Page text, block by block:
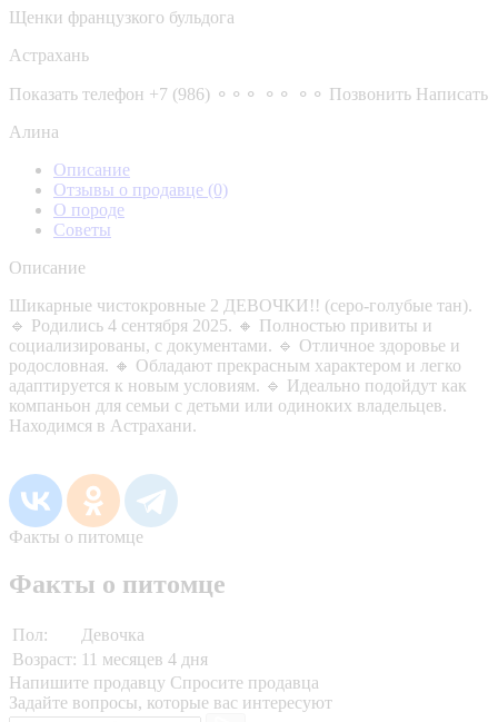
Щенки французкого бульдога
Астрахань
Показать телефон +7 (986) ⚬⚬⚬ ⚬⚬ ⚬⚬ Позвонить Написать
Алина
Описание
Отзывы о продавце (0)
О породе
Советы
Описание
Шикарные чистокровные 2 ДЕВОЧКИ!! (серо-голубые тан).
🔹 Родились 4 сентября 2025. 🔸 Полностью привиты и
социализированы, с документами. 🔹 Отличное здоровье и
родословная. 🔸 Обладают прекрасным характером и легко
адаптируется к новым условиям. 🔹 Идеально подойдут как
компаньон для семьи с детьми или одиноких владельцев.
Находимся в Астрахани.
Факты о питомце
Факты о питомце
Пол:
Девочка
Возраст: 11 месяцев 4 дня
Напишите продавцу Спросите продавца
Задайте вопросы, которые вас интересуют